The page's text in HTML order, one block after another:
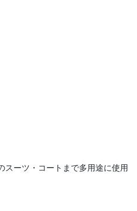
スーツ・コートまで多用途に使用